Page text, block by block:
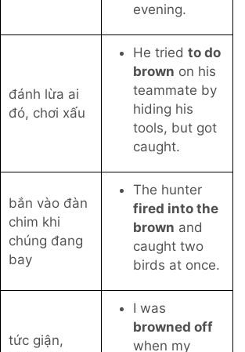
evening.
đánh lừa ai
đó, chơi xấu
He tried to do
brown on his
teammate by
hiding his
tools, but got
caught.
bắn vào đàn
chim khi
chúng đang
bay
The hunter
fired into the
brown and
caught two
birds at once.
tức giận,
I was
browned off
when my